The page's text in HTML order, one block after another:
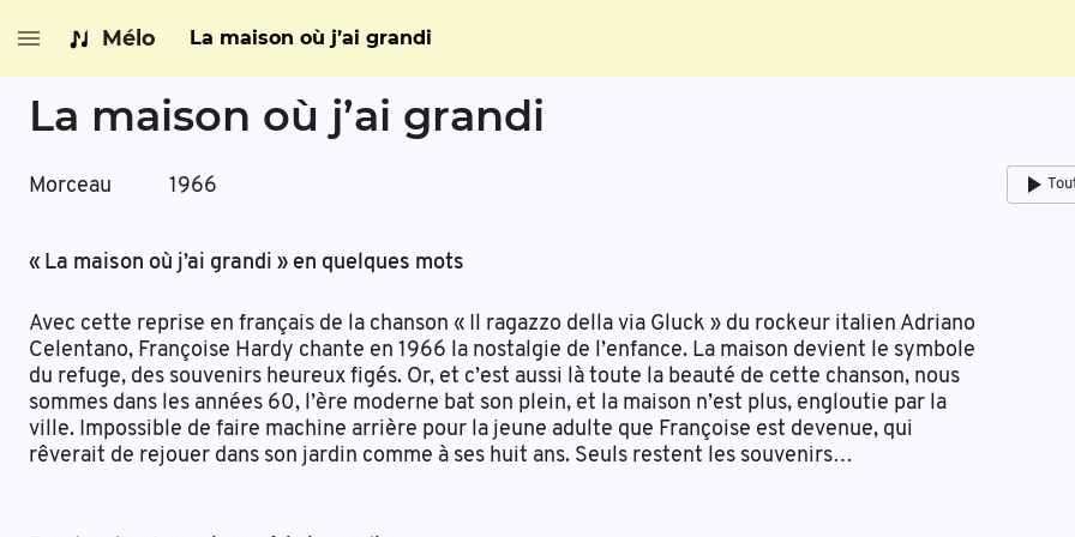
Mélo La maison où j’ai grandi
La maison où j’ai grandi
Morceau 1966
« La maison où j’ai grandi » en quelques mots
Avec cette reprise en français de la chanson « Il ragazzo della via Gluck » du rockeur italien Adriano
Celentano, Françoise Hardy chante en 1966 la nostalgie de l’enfance. La maison devient le symbole
du refuge, des souvenirs heureux figés. Or, et c’est aussi là toute la beauté de cette chanson, nous
sommes dans les années 60, l’ère moderne bat son plein, et la maison n’est plus, engloutie par la
ville. Impossible de faire machine arrière pour la jeune adulte que Françoise est devenue, qui
rêverait de rejouer dans son jardin comme à ses huit ans. Seuls restent les souvenirs…